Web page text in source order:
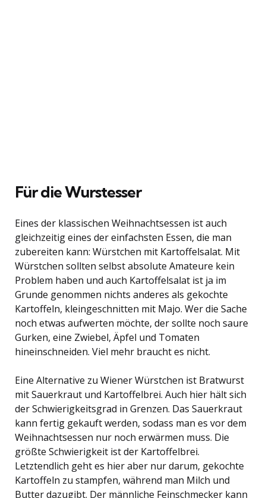
Für die Wurstesser
Eines der klassischen Weihnachtsessen ist auch
gleichzeitig eines der einfachsten Essen, die man
zubereiten kann: Würstchen mit Kartoffelsalat. Mit
Würstchen sollten selbst absolute Amateure kein
Problem haben und auch Kartoffelsalat ist ja im
Grunde genommen nichts anderes als gekochte
Kartoffeln, kleingeschnitten mit Majo. Wer die Sache
noch etwas aufwerten möchte, der sollte noch saure
Gurken, eine Zwiebel, Äpfel und Tomaten
hineinschneiden. Viel mehr braucht es nicht.
Eine Alternative zu Wiener Würstchen ist Bratwurst
mit Sauerkraut und Kartoffelbrei. Auch hier hält sich
der Schwierigkeitsgrad in Grenzen. Das Sauerkraut
kann fertig gekauft werden, sodass man es vor dem
Weihnachtsessen nur noch erwärmen muss. Die
größte Schwierigkeit ist der Kartoffelbrei.
Letztendlich geht es hier aber nur darum, gekochte
Kartoffeln zu stampfen, während man Milch und
Butter dazugibt. Der männliche Feinschmecker kann